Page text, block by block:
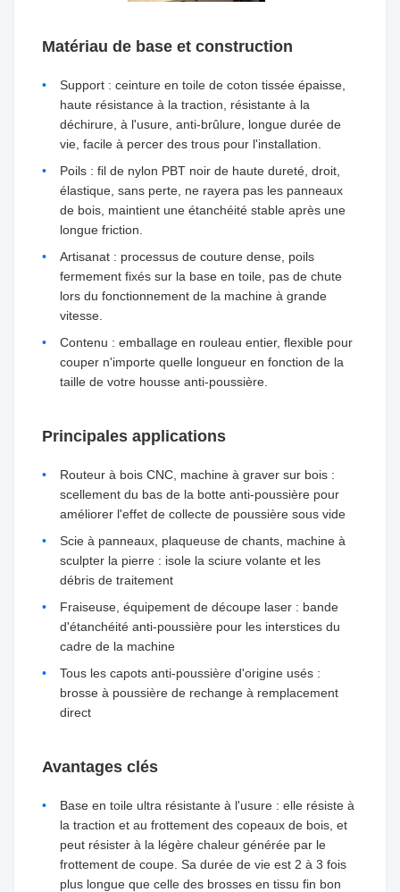
Matériau de base et construction
Support : ceinture en toile de coton tissée épaisse,
haute résistance à la traction, résistante à la
déchirure, à l'usure, anti-brûlure, longue durée de
vie, facile à percer des trous pour l'installation.
Poils : fil de nylon PBT noir de haute dureté, droit,
élastique, sans perte, ne rayera pas les panneaux
de bois, maintient une étanchéité stable après une
longue friction.
Artisanat : processus de couture dense, poils
fermement fixés sur la base en toile, pas de chute
lors du fonctionnement de la machine à grande
vitesse.
Contenu : emballage en rouleau entier, flexible pour
couper n'importe quelle longueur en fonction de la
taille de votre housse anti-poussière.
Principales applications
Routeur à bois CNC, machine à graver sur bois :
scellement du bas de la botte anti-poussière pour
améliorer l'effet de collecte de poussière sous vide
Scie à panneaux, plaqueuse de chants, machine à
sculpter la pierre : isole la sciure volante et les
débris de traitement
Fraiseuse, équipement de découpe laser : bande
d'étanchéité anti-poussière pour les interstices du
cadre de la machine
Tous les capots anti-poussière d'origine usés :
brosse à poussière de rechange à remplacement
direct
Avantages clés
Base en toile ultra résistante à l'usure : elle résiste à
la traction et au frottement des copeaux de bois, et
peut résister à la légère chaleur générée par le
frottement de coupe. Sa durée de vie est 2 à 3 fois
plus longue que celle des brosses en tissu fin bon